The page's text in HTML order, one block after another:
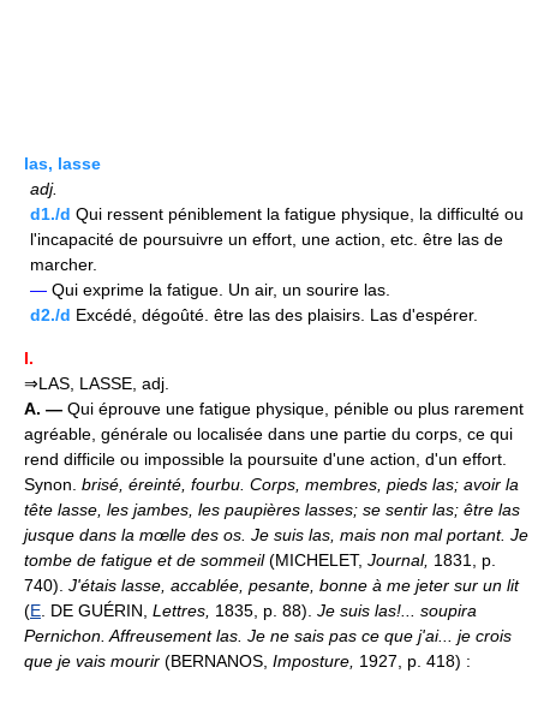
las, lasse
adj.
d1./d Qui ressent péniblement la fatigue physique, la difficulté ou
l'incapacité de poursuivre un effort, une action, etc. être las de
marcher.
— Qui exprime la fatigue. Un air, un sourire las.
d2./d Excédé, dégoûté. être las des plaisirs. Las d'espérer.
I.
⇒LAS, LASSE, adj.
A. — Qui éprouve une fatigue physique, pénible ou plus rarement
agréable, générale ou localisée dans une partie du corps, ce qui
rend difficile ou impossible la poursuite d'une action, d'un effort.
Synon. brisé, éreinté, fourbu. Corps, membres, pieds las; avoir la
tête lasse, les jambes, les paupières lasses; se sentir las; être las
jusque dans la mœlle des os. Je suis las, mais non mal portant. Je
tombe de fatigue et de sommeil(MICHELET, Journal, 1831, p.
740). J'étais lasse, accablée, pesante, bonne à me jeter sur un lit
(E. DE GUÉRIN, Lettres, 1835, p. 88). Je suis las!... soupira
Pernichon. Affreusement las. Je ne sais pas ce que j'ai... je crois
que je vais mourir (BERNANOS, Imposture, 1927, p. 418) :